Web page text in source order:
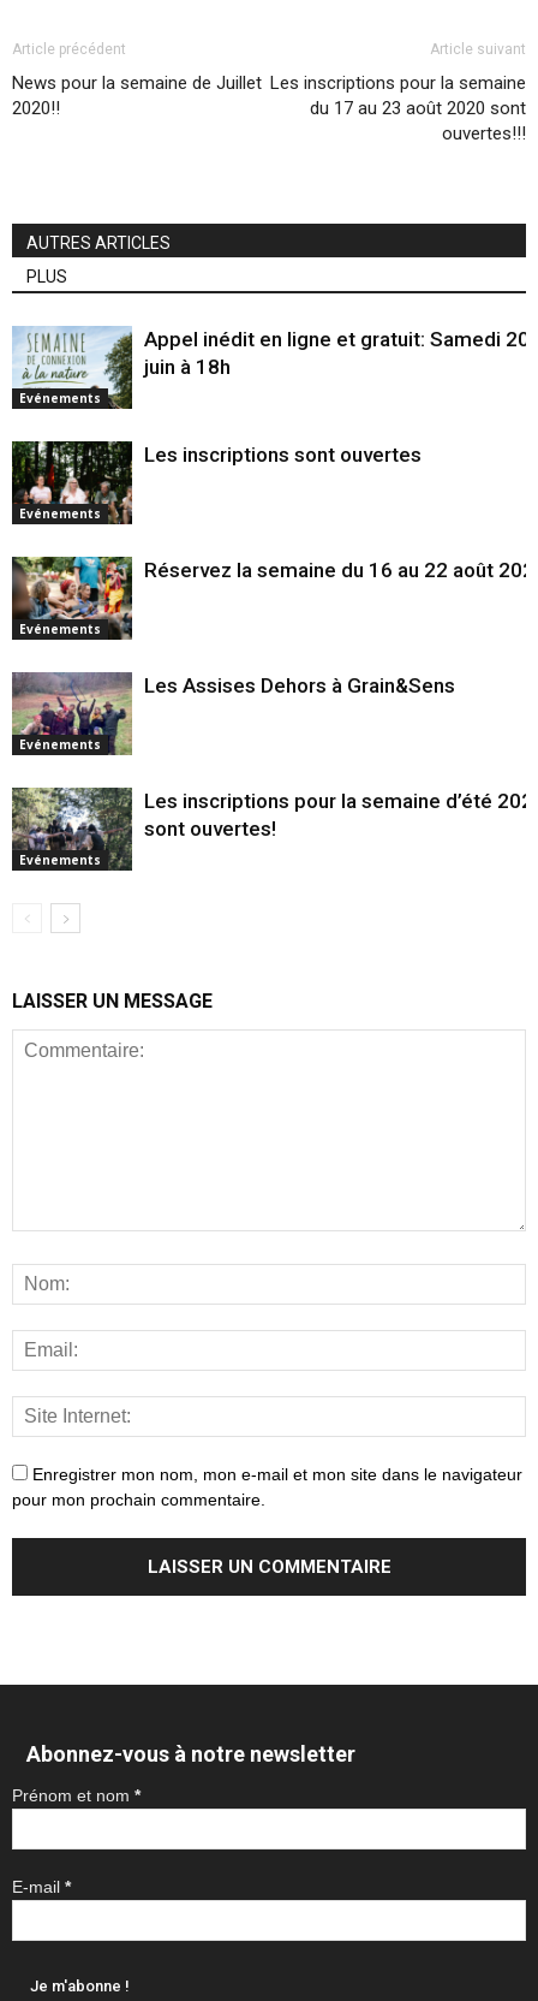
Article précédent
News pour la semaine de Juillet
2020!!
Article suivant
Les inscriptions pour la semaine
du 17 au 23 août 2020 sont
ouvertes!!!
AUTRES ARTICLES
PLUS
Evénements
Appel inédit en ligne et gratuit: Samedi 20
juin à 18h
Evénements
Les inscriptions sont ouvertes
Evénements
Réservez la semaine du 16 au 22 août
Evénements
Les Assises Dehors à Grain&Sens
Evénements
Les inscriptions pour la semaine d’été
sont ouvertes!
LAISSER UN MESSAGE
Enregistrer mon nom, mon e-mail et mon site dans le navigateur
pour mon prochain commentaire.
Abonnez-vous à notre newsletter
Prénom et nom *
E-mail *